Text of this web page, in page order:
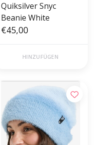
Quiksilver Snyc
Beanie White
€45,00
HINZUFÜGEN